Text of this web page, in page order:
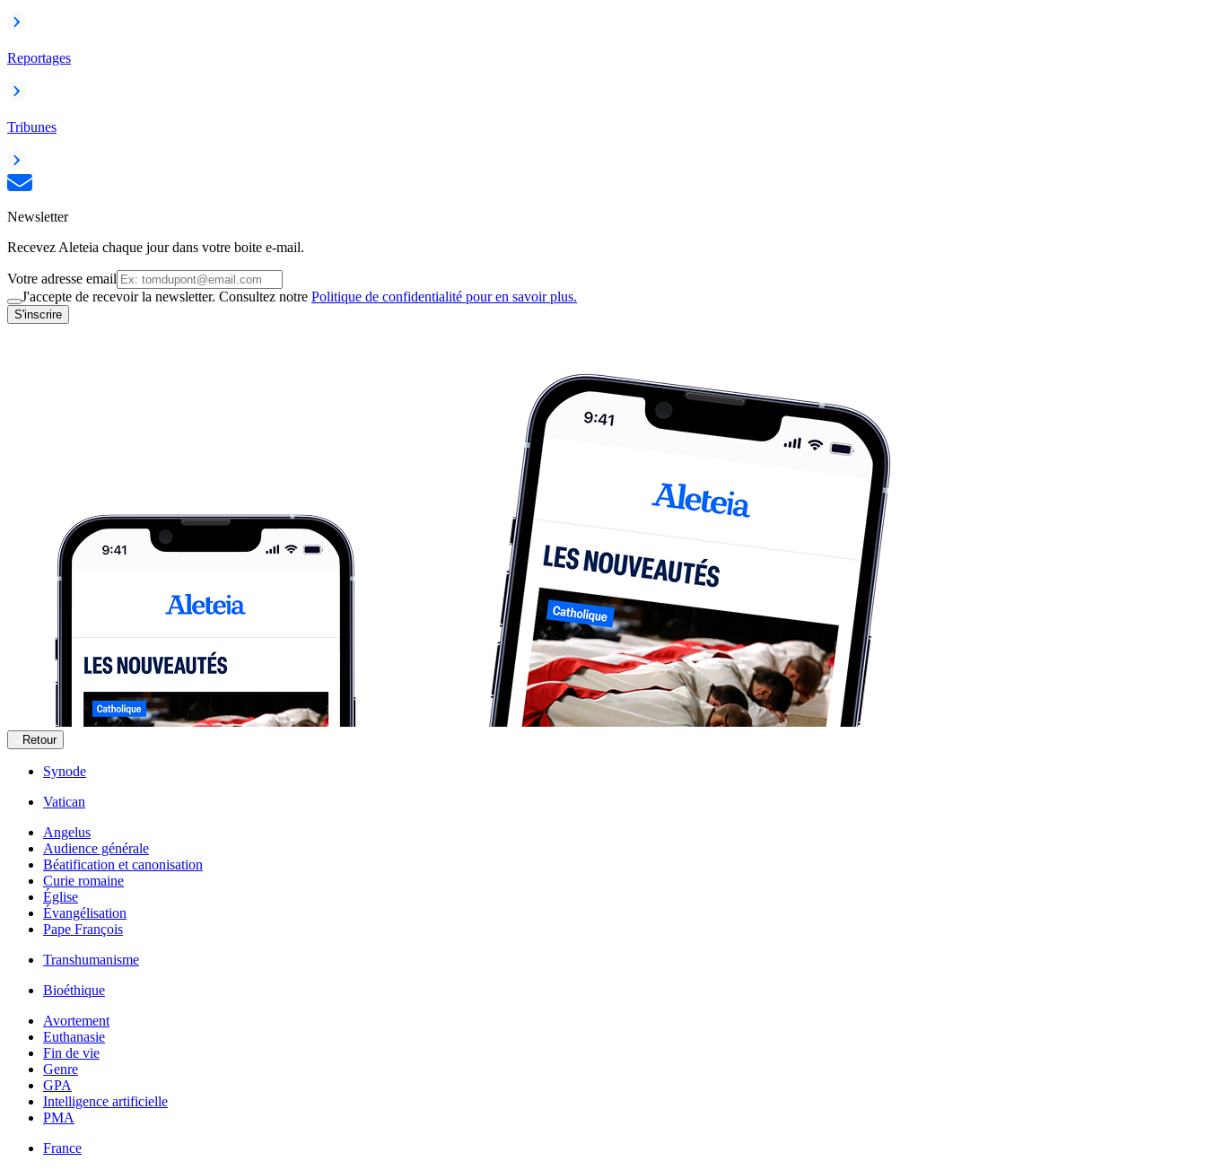
Reportages
Tribunes
Newsletter
Recevez Aleteia chaque jour dans votre boite e-mail.
Votre adresse email
J'accepte de recevoir la newsletter. Consultez notre Politique de confidentialité pour en savoir plus.
S'inscrire
Retour
Synode
Vatican
Angelus
Audience générale
Béatification et canonisation
Curie romaine
Église
Évangélisation
Pape François
Transhumanisme
Bioéthique
Avortement
Euthanasie
Fin de vie
Genre
GPA
Intelligence artificielle
PMA
France